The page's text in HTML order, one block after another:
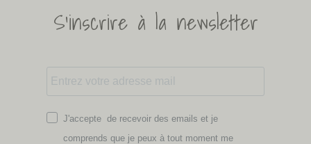
S'inscrire à la newsletter
J'accepte de recevoir des emails et je
comprends que je peux à tout moment me